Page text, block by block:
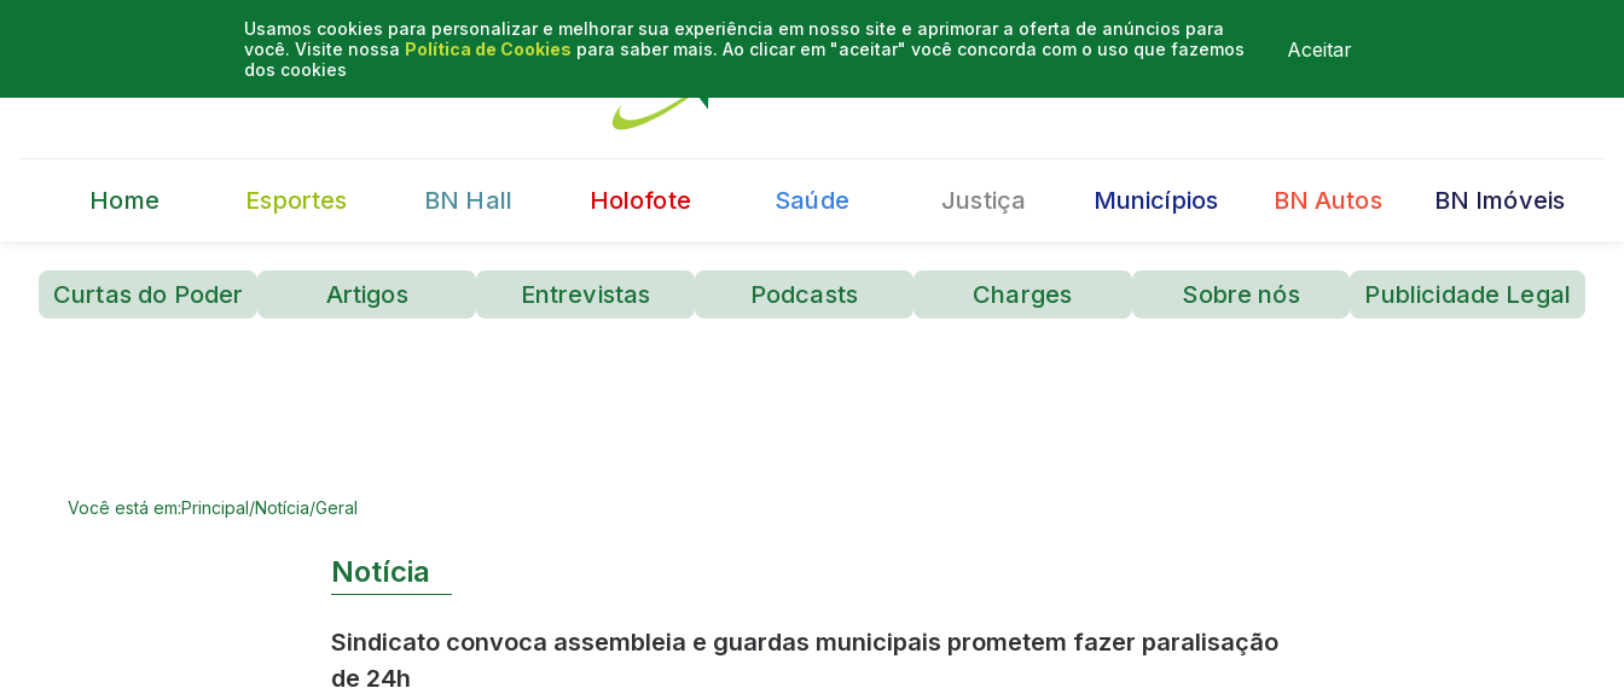
Usamos cookies para personalizar e melhorar sua experiência em nosso site e aprimorar a oferta de anúncios para
você. Visite nossa Política de Cookies para saber mais. Ao clicar em "aceitar" você concorda com o uso que fazemos
dos cookies
Aceitar
Home Esportes BN Hall Holofote Saúde Justiça Municípios BN Autos BN Imóveis
Curtas do Poder Artigos Entrevistas Podcasts Charges Sobre nós Publicidade Legal
Você está em:Principal/Notícia/Geral
Notícia
Sindicato convoca assembleia e guardas municipais prometem fazer paralisação
de 24h